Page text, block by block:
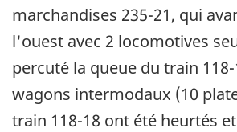
marchandises 235-21, qui
l'ouest avec 2 locomotives
percuté la queue du train
wagons intermodaux (10
train 118-18 ont été heurtés